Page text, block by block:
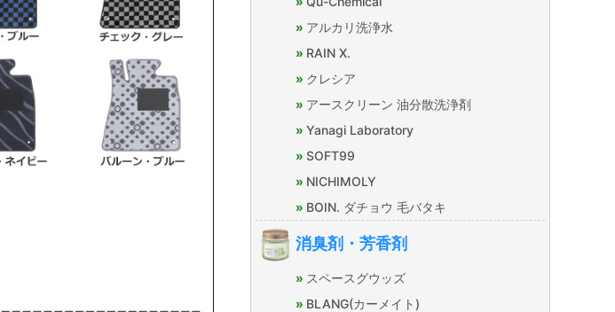
アルカリ洗浄水
RAIN X.
クレシア
アースクリーン 油分散洗浄剤
Yanagi Laboratory
SOFT99
NICHIMOLY
BOIN. ダチョウ 毛バタキ
消臭剤・芳香剤
スペースグウッズ
BLANG(カーメイト)